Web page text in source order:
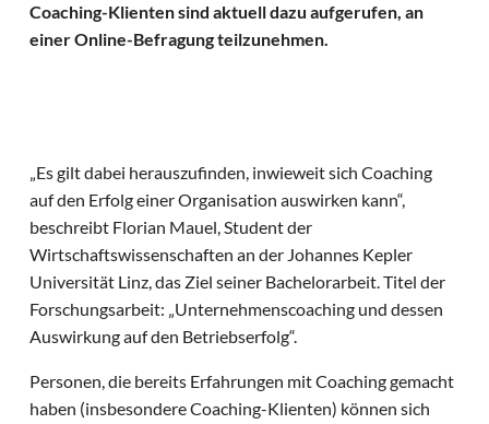
Coaching-Klienten sind aktuell dazu aufgerufen, an
einer Online-Befragung teilzunehmen.
„Es gilt dabei herauszufinden, inwieweit sich Coaching
auf den Erfolg einer Organisation auswirken kann“,
beschreibt Florian Mauel, Student der
Wirtschaftswissenschaften an der Johannes Kepler
Universität Linz, das Ziel seiner Bachelorarbeit. Titel der
Forschungsarbeit: „Unternehmenscoaching und dessen
Auswirkung auf den Betriebserfolg“.
Personen, die bereits Erfahrungen mit Coaching gemacht
haben (insbesondere Coaching-Klienten) können sich